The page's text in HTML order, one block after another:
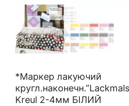
*Маркер лакуючий
Kreul 2-4мм БІЛИЙ